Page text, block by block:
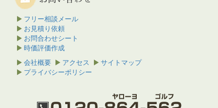
フリー相談メール
お見積り依頼
お問合わせシート
時価評価作成
会社概要
アクセス
サイトマップ
プライバシーポリシー